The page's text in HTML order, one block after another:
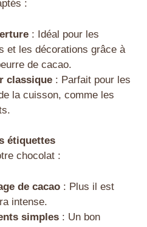
:
: Idéal pour les
et les décorations grâce à
de cacao.
classique: Parfait pour les
la cuisson, comme les
étiquettes
chocolat :
de cacao: Plus il est
intense.
simples: Un bon